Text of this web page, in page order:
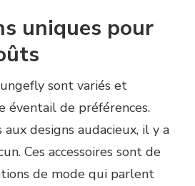
uniques pour
sont variés et
éventail de préférences.
designs audacieux, il y a
Ces accessoires sont de
de mode qui parlent